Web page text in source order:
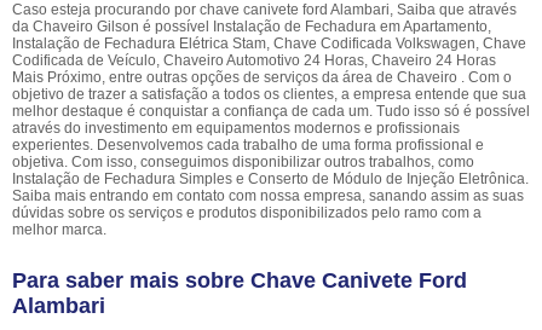
Caso esteja procurando por chave canivete ford Alambari, Saiba que através
da Chaveiro Gilson é possível Instalação de Fechadura em Apartamento,
Instalação de Fechadura Elétrica Stam, Chave Codificada Volkswagen, Chave
Codificada de Veículo, Chaveiro Automotivo 24 Horas, Chaveiro 24 Horas
Mais Próximo, entre outras opções de serviços da área de Chaveiro . Com o
objetivo de trazer a satisfação a todos os clientes, a empresa entende que sua
melhor destaque é conquistar a confiança de cada um. Tudo isso só é possível
através do investimento em equipamentos modernos e profissionais
experientes. Desenvolvemos cada trabalho de uma forma profissional e
objetiva. Com isso, conseguimos disponibilizar outros trabalhos, como
Instalação de Fechadura Simples e Conserto de Módulo de Injeção Eletrônica.
Saiba mais entrando em contato com nossa empresa, sanando assim as suas
dúvidas sobre os serviços e produtos disponibilizados pelo ramo com a
melhor marca.
Para saber mais sobre Chave Canivete Ford
Alambari